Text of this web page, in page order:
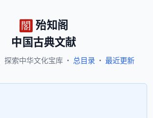
殆知阁
中国古典文献
探索中华文化宝库 · 总目录 · 最近更新